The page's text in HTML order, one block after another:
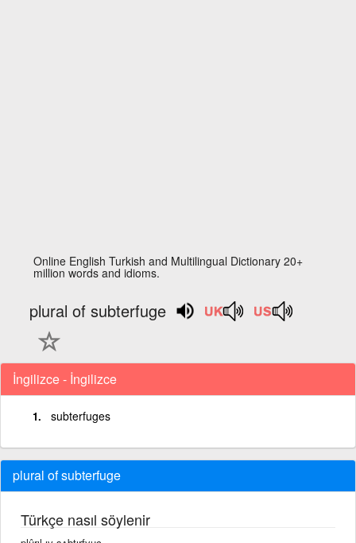
Online English Turkish and Multilingual Dictionary 20+
million words and idioms.
plural of subterfuge
İngilizce - İngilizce
subterfuges
plural of subterfuge
Türkçe nasıl söylenir